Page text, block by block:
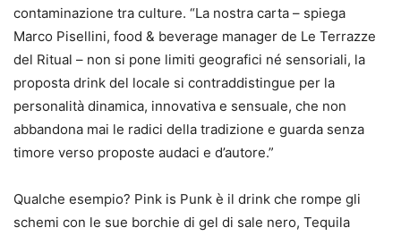
contaminazione tra culture. “La nostra carta – spiega
Marco Pisellini, food & beverage manager de Le Terrazze
del Ritual – non si pone limiti geografici né sensoriali, la
proposta drink del locale si contraddistingue per la
personalità dinamica, innovativa e sensuale, che non
abbandona mai le radici della tradizione e guarda senza
timore verso proposte audaci e d’autore.”
Qualche esempio? Pink is Punk è il drink che rompe gli
schemi con le sue borchie di gel di sale nero, Tequila